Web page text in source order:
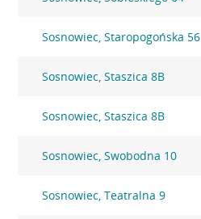
Sosnowiec, Staropogońska 56
Sosnowiec, Staszica 8B
Sosnowiec, Staszica 8B
Sosnowiec, Swobodna 10
Sosnowiec, Teatralna 9